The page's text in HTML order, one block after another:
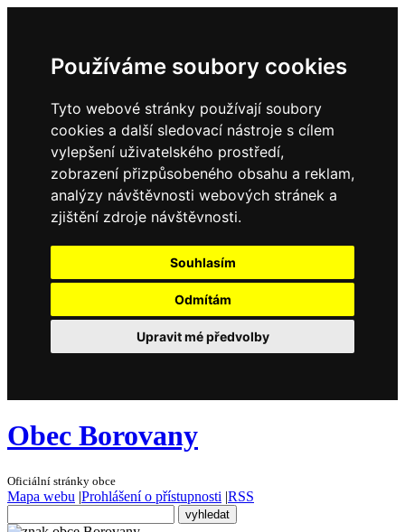
Používáme soubory cookies
Tyto webové stránky používají soubory
cookies a další sledovací nástroje s cílem
vylepšení uživatelského prostředí,
zobrazení přizpůsobeného obsahu a reklam,
analýzy návštěvnosti webových stránek a
zjištění zdroje návštěvnosti.
Souhlasím
Odmítám
Upravit mé předvolby
Obec Borovany
Oficiální stránky obce
Mapa webu |Prohlášení o přístupnosti |RSS